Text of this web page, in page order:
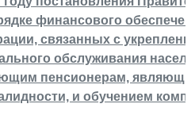
финансового
связанных с
обслуживания
пенсионерам,
и обучением